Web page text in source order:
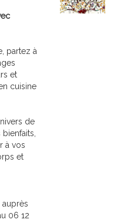
partez à
et
cuisine
de
bienfaits,
à vos
et
auprès
06 12